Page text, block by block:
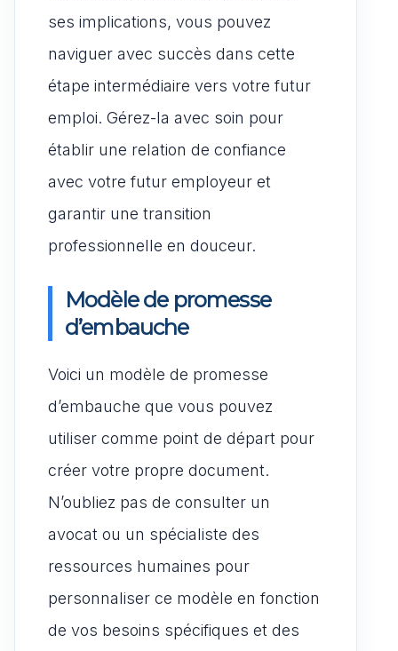
ses implications, vous pouvez
naviguer avec succès dans cette
étape intermédiaire vers votre futur
emploi. Gérez-la avec soin pour
établir une relation de confiance
avec votre futur employeur et
garantir une transition
professionnelle en douceur.
Modèle de promesse
d’embauche
Voici un modèle de promesse
d’embauche que vous pouvez
utiliser comme point de départ pour
créer votre propre document.
N’oubliez pas de consulter un
avocat ou un spécialiste des
ressources humaines pour
personnaliser ce modèle en fonction
de vos besoins spécifiques et des